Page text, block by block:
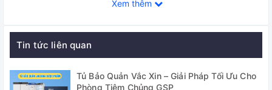
vùng xa, đảo...
được tối ưu gọn nhẹ, dễ di chuyển, bề mặt chống ăn mòn,
Xem thêm
Tin tức liên quan
Tủ Bảo Quản Vắc Xin – Giải Pháp Tối Ưu Cho
Phòng Tiêm Chủng GSP